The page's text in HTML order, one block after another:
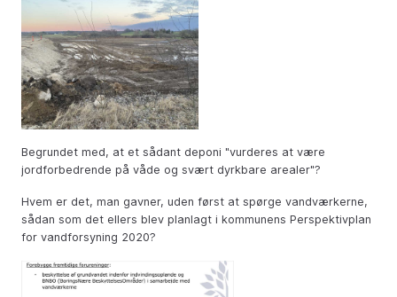
Begrundet med, at et sådant deponi "vurderes at være
jordforbedrende på våde og svært dyrkbare arealer"?
Hvem er det, man gavner, uden først at spørge vandværkerne,
sådan som det ellers blev planlagt i kommunens Perspektivplan
for vandforsyning 2020?